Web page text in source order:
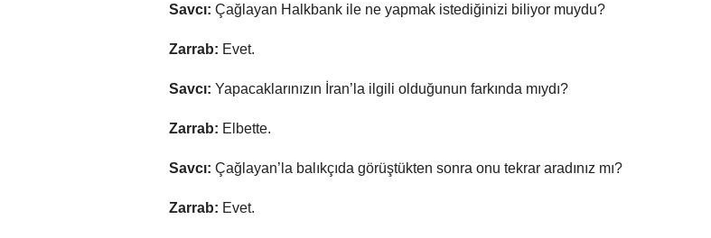
Savcı: Çağlayan Halkbank ile ne yapmak istediğinizi biliyor muydu?
Zarrab: Evet.
Savcı: Yapacaklarınızın İran’la ilgili olduğunun farkında mıydı?
Zarrab: Elbette.
Savcı: Çağlayan’la balıkçıda görüştükten sonra onu tekrar aradınız mı?
Zarrab: Evet.